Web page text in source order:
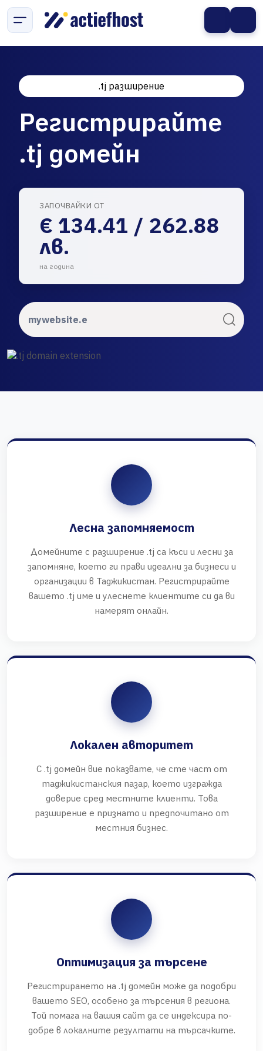
.tj разширение
Регистрирайте
.tj домейн
ЗАПОЧВАЙКИ ОТ
€ 134.41 / 262.88
лв.
на година
Лесна запомняемост
Домейните с разширение .tj са къси и лесни за
запомняне, което ги прави идеални за бизнеси и
организации в Таджикистан. Регистрирайте
вашето .tj име и улеснете клиентите си да ви
намерят онлайн.
Локален авторитет
С .tj домейн вие показвате, че сте част от
таджикистанския пазар, което изгражда
доверие сред местните клиенти. Това
разширение е признато и предпочитано от
местния бизнес.
Оптимизация за търсене
Регистрирането на .tj домейн може да подобри
вашето SEO, особено за търсения в региона.
Той помага на вашия сайт да се индексира по-
добре в локалните резултати на търсачките.